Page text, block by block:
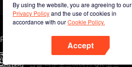
By using the website, you are agreeing to our
Privacy Policyand the use of cookies in
accordance with ourCookie Policy.
Accept
Phone
앱을 다운로드하려면 QR 코드